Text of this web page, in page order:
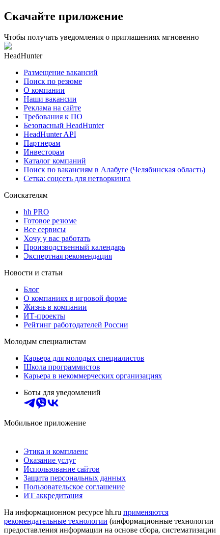
Скачайте приложение
Чтобы получать уведомления о приглашениях мгновенно
HeadHunter
Размещение вакансий
Поиск по резюме
О компании
Наши вакансии
Реклама на сайте
Требования к ПО
Безопасный HeadHunter
HeadHunter API
Партнерам
Инвесторам
Каталог компаний
Поиск по вакансиям в Алабуге (Челябинская область)
Сетка: соцсеть для нетворкинга
Соискателям
hh PRO
Готовое резюме
Все сервисы
Хочу у вас работать
Производственный календарь
Экспертная рекомендация
Новости и статьи
Блог
О компаниях в игровой форме
Жизнь в компании
ИТ-проекты
Рейтинг работодателей России
Молодым специалистам
Карьера для молодых специалистов
Школа программистов
Карьера в некоммерческих организациях
Боты для уведомлений
Мобильное приложение
Этика и комплаенс
Оказание услуг
Использование сайтов
Защита персональных данных
Пользовательское соглашение
ИТ аккредитация
На информационном ресурсе hh.ru применяются
рекомендательные технологии (информационные технологии
предоставления информации на основе сбора, систематизации